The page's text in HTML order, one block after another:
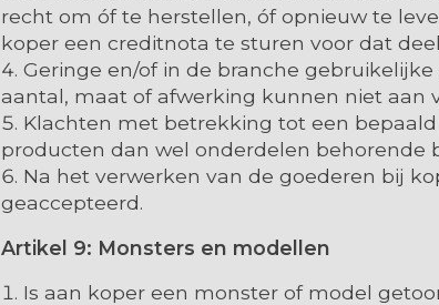
recht om óf te herstellen, óf opnieuw te
koper een creditnota te sturen voor dat
Geringe en/of in de branche
aantal, maat of afwerking kunnen niet aan
Klachten met betrekking tot een
producten dan wel onderdelen behorende
Na het verwerken van de goederen bij
geaccepteerd.
Artikel 9: Monsters en modellen
Is aan koper een monster of model